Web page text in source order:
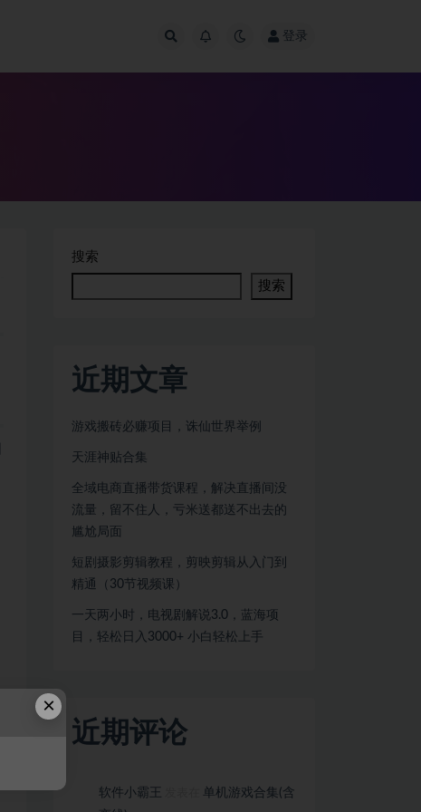
登录
搜索
搜索
近期文章
游戏搬砖必赚项目，诛仙世界举例
天涯神贴合集
全域电商直播带货课程，解决直播间没
流量，留不住人，亏米送都送不出去的
尴尬局面
短剧摄影剪辑教程，剪映剪辑从入门到
精通（30节视频课）
一天两小时，电视剧解说3.0，蓝海项
目，轻松日入3000+ 小白轻松上手
近期评论
软件小霸王
单机游戏合集(含
×